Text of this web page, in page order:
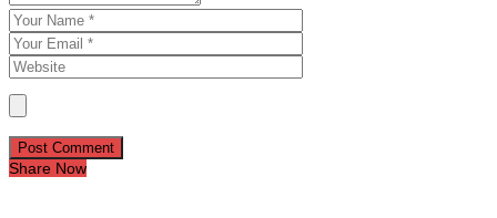
Post Comment
Share Now